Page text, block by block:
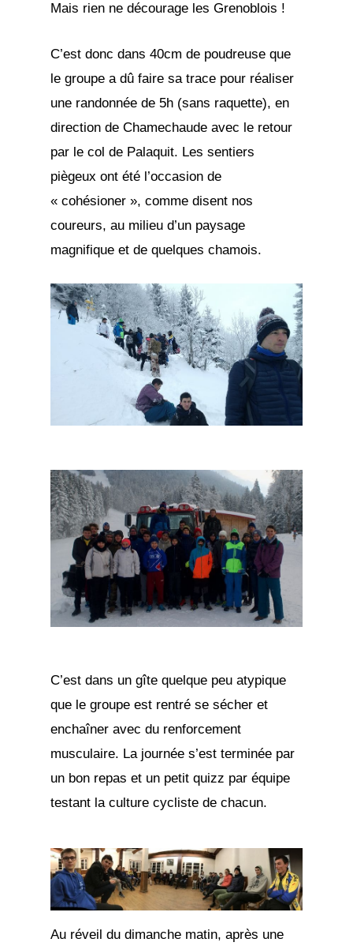
Mais rien ne décourage les Grenoblois !
C’est donc dans 40cm de poudreuse que
le groupe a dû faire sa trace pour réaliser
une randonnée de 5h (sans raquette), en
direction de Chamechaude avec le retour
par le col de Palaquit. Les sentiers
piègeux ont été l’occasion de
« cohésioner », comme disent nos
coureurs, au milieu d’un paysage
magnifique et de quelques chamois.
C’est dans un gîte quelque peu atypique
que le groupe est rentré se sécher et
enchaîner avec du renforcement
musculaire. La journée s’est terminée par
un bon repas et un petit quizz par équipe
testant la culture cycliste de chacun.
Au réveil du dimanche matin, après une